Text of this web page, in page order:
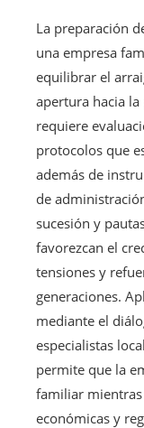
La preparación
una empresa
equilibrar el
apertura hacia
requiere
protocolos que
además de
de
sucesión y
favorezcan el
tensiones y
generaciones.
mediante el
especialistas
permite que la
familiar mientras
económicas y